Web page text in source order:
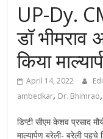
UP-Dy.
डॉ भीमराव
किया
April 14, 2022
ambedkar, Dr. Bhimrao,
डिप्टी सीएम केशव प्रसाद
माल्यार्पण बरेली- बरेली पहुचे